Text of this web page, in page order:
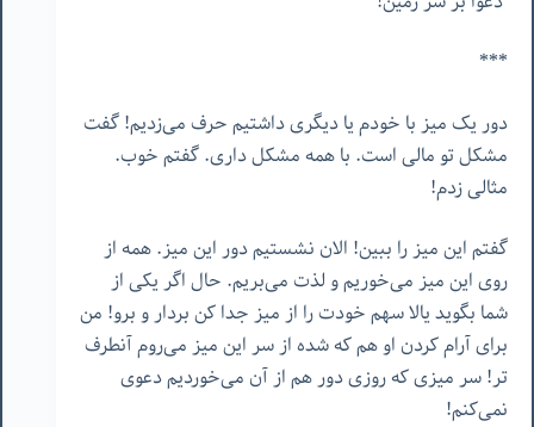
***
دور یک میز با خودم یا دیگری داشتیم حرف می‌زدیم! گفت
مشکل تو مالی است. با همه مشکل داری. گفتم خوب.
مثالی زدم!
گفتم این میز را ببین! الان نشستیم دور این میز. همه از
روی این میز می‌خوریم و لذت می‌بریم. حال اگر یکی از
شما بگوید یالا سهم خودت را از میز جدا کن بردار و برو! من
برای آرام کردن او هم که شده از سر این میز می‌روم آنطرف
تر! سر میزی که روزی دور هم از آن می‌خوردیم دعوی
نمی‌کنم!